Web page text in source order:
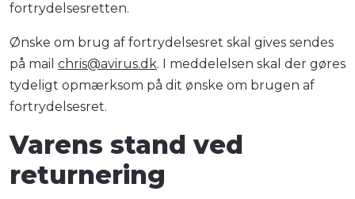
fortrydelsesretten.
Ønske om brug af fortrydelsesret skal gives sendes
på mail chris@avirus.dk. I meddelelsen skal der gøres
tydeligt opmærksom på dit ønske om brugen af
fortrydelsesret.
Varens stand ved
returnering